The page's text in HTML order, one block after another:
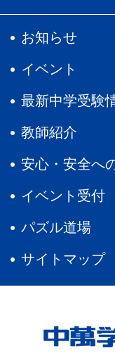
お知らせ
イベント
最新中学受験
教師紹介
安心・安全へ
イベント受付
パズル道場
サイトマップ